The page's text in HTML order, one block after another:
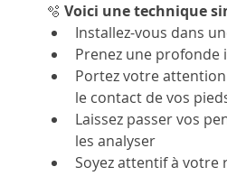
🫧 Voici une technique
Installez-vous dans
Prenez une profonde
Portez votre
le contact de vos
Laissez passer vos
les analyser
Soyez attentif à